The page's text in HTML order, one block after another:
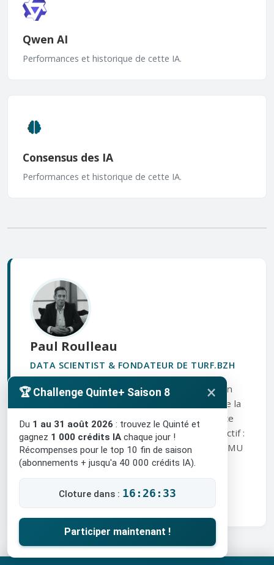
Qwen AI
Performances et historique de cette IA.
Consensus des IA
Performances et historique de cette IA.
Paul Roulleau
DATA SCIENTIST & FONDATEUR DE TURF.BZH
Passionné de courses hippiques et expert en
pour mettre la
puissance des algorithmes et de l'Intelligence
Artificielle au service des turfistes. Mon objectif :
décrypter les données brutes des courses PMU
pour aider les turfistes à améliorer leur
En savoir plus sur l'équipe LinkedIn
🏆 Challenge Quinte+ Saison 8 ×
Du 1 au 31 août 2026 : trouvez le Quinté et
gagnez 1 000 crédits IA chaque jour !
Récompenses pour le top 10 fin de saison
(abonnements + jusqu'a 40 000 crédits IA).
Cloture dans : 16:26:32
Participer maintenant !